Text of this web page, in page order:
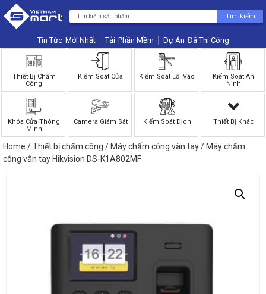
Tìm kiếm
Tin Tức Phần Mềm Dự Án
Thiết Bị Chấm
Công
Kiểm Soát Cửa Kiểm Soát Lối Vào
Kiểm Soát An
Ninh
Khóa Cửa Thông
Minh
Camera Giám Sát Kiểm Soát Dịch Thiết Bị Khác
Home /Thiết bị chấm công /Máy chấm công vân tay/ Máy chấm
công vân tay Hikvision DS-K1A802MF